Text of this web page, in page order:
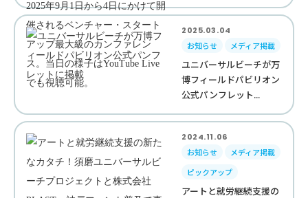
2025.03.04
お知らせ
メディア掲載
ユニバーサルビーチが万
博フィールドパビリオン
公式パンフレット...
2024.11.06
お知らせ
メディア掲載
ピックアップ
アートと就労継続支援の